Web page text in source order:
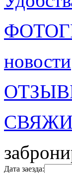
новости
Дата заезда: